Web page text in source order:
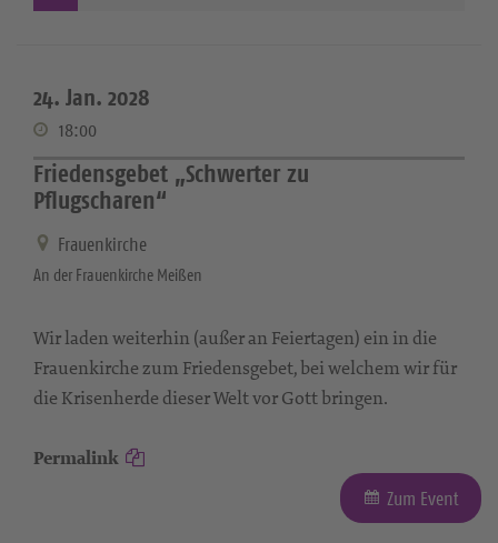
24. Jan. 2028
18:00
Friedensgebet „Schwerter zu
Pflugscharen“
Frauenkirche
An der Frauenkirche Meißen
Wir laden weiterhin (außer an Feiertagen) ein in die
Frauenkirche zum Friedensgebet, bei welchem wir für
die Krisenherde dieser Welt vor Gott bringen.
Permalink
Zum Event